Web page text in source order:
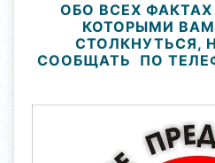
ОБО ВСЕХ
КОТОРЫМИ
СТОЛКНУТЬСЯ,
СООБЩАТЬ ПО